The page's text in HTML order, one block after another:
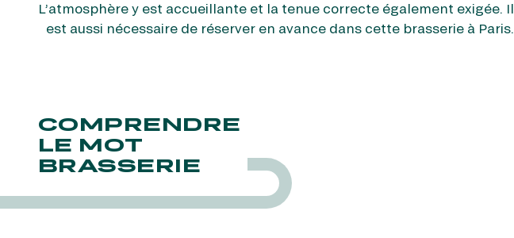
L’atmosphère y est accueillante et la tenue correcte également exigée. Il
est aussi nécessaire de réserver en avance dans cette brasserie à Paris.
COMPRENDRE
LE MOT
BRASSERIE